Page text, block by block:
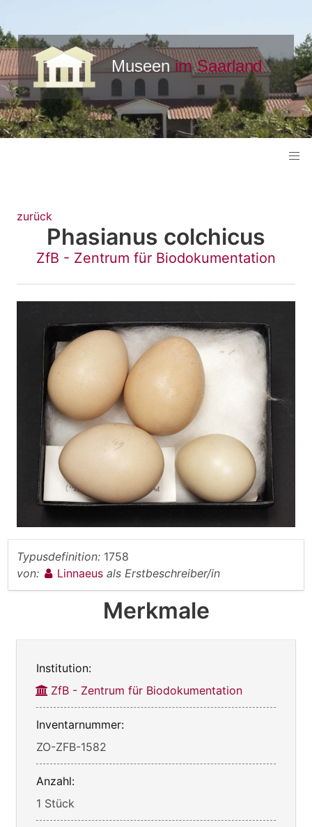
zurück
Phasianus colchicus
ZfB - Zentrum für Biodokumentation
Typusdefinition: 1758
von:
Linnaeus als Erstbeschreiber/in
Merkmale
Institution:
ZfB - Zentrum für Biodokumentation
Inventarnummer:
ZO-ZFB-1582
Anzahl:
1 Stück